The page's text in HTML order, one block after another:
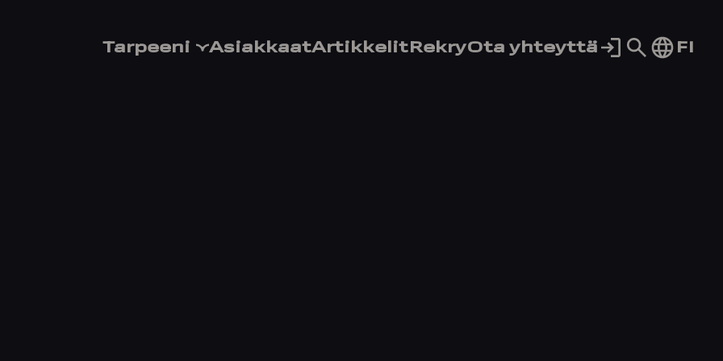
Tarpeeni AsiakkaatArtikkelitRekryOta yhteyttä
Siirry FI